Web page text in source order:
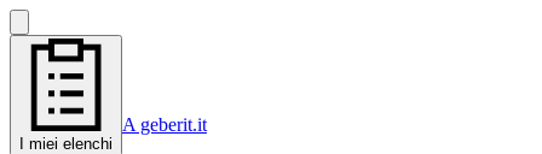
I miei elenchi
A geberit.it